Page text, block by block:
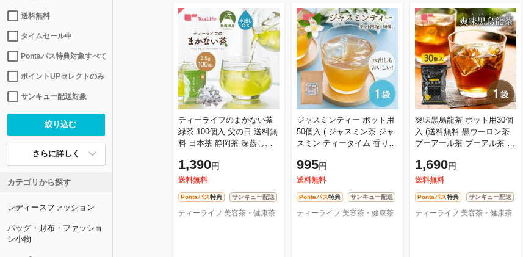
ティーライフのまかない茶
緑茶 100個入 父の日 送料無
料 日本茶 静岡茶 深蒸し茶
歳暮 ギフト ご挨拶 大容量
1,390円
送料無料
Pontaパス特典 サンキュー配送
ティーライフ 美容茶・健康茶
ジャスミンティー ポット用
50個入 ( ジャスミン茶 ジャ
スミン ティータイム 香り
無添加 ティーバッグ ティ
995円
送料無料
Pontaパス特典 サンキュー配送
ティーライフ 美容茶・健康茶
爽味黒烏龍茶 ポット用30個
入 (送料無料 黒ウーロン茶
プーアール茶 プーアル茶 ダ
ロ カテキン 静岡 ティーバ
1,690円
送料無料
Pontaパス特典 サンキュー配送
ティーライフ 美容茶・健康茶
送料無料
タイムセール中
Pontaパス特典対象すべて
ポイントUPセレクトのみ
サンキュー配送対象
さらに詳しく
カテゴリから探す
レディースファッション
バッグ・財布・ファッショ
ン小物